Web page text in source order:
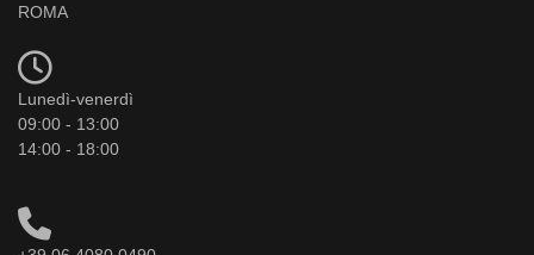
ROMA
Lunedì-venerdì
09:00 - 13:00
14:00 - 18:00